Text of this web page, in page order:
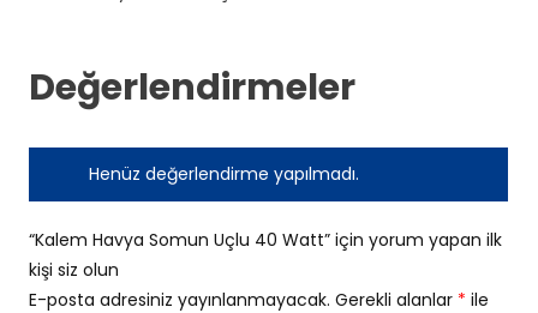
Değerlendirmeler
Henüz değerlendirme yapılmadı.
“Kalem Havya Somun Uçlu 40 Watt” için yorum yapan ilk
kişi siz olun
E-posta adresiniz yayınlanmayacak. Gerekli alanlar * ile